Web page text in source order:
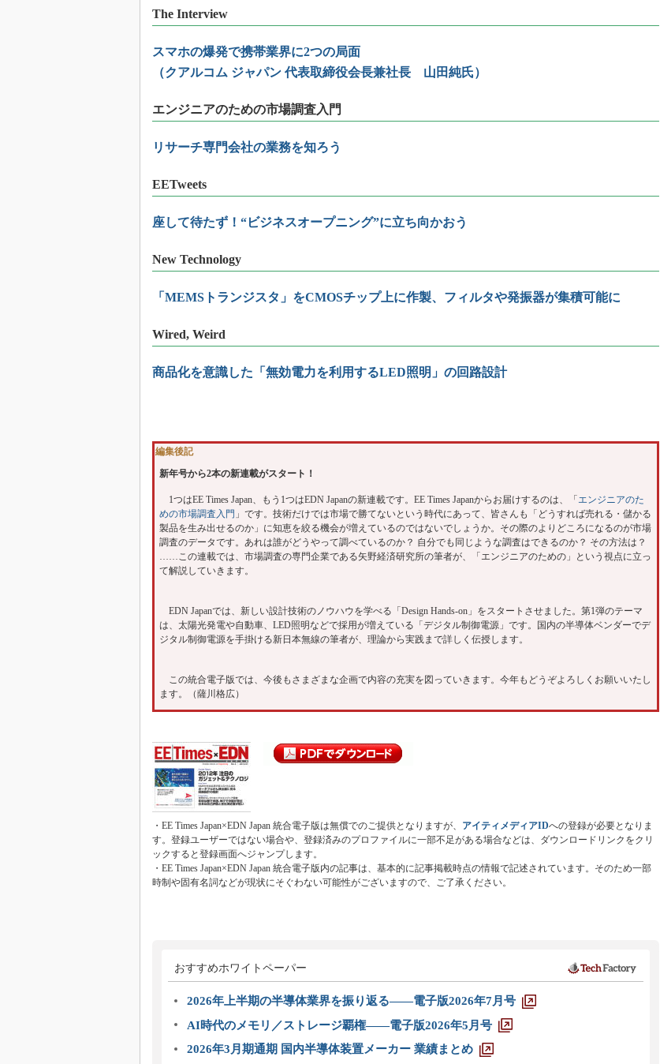
The Interview
スマホの爆発で携帯業界に2つの局面
（クアルコム ジャパン 代表取締役会長兼社長 山田純氏）
エンジニアのための市場調査入門
リサーチ専門会社の業務を知ろう
EETweets
座して待たず！“ビジネスオープニング”に立ち向かおう
New Technology
「MEMSトランジスタ」をCMOSチップ上に作製、フィルタや発振器が集積可能に
Wired, Weird
商品化を意識した「無効電力を利用するLED照明」の回路設計
編集後記
新年号から2本の新連載がスタート！
1つはEE Times Japan、もう1つはEDN Japanの新連載です。EE Times Japanからお届けするのは、「 エンジニアのた
めの市場調査入門 」です。技術だけでは市場で勝てないという時代にあって、皆さんも「どうすれば売れる・儲かる
製品を生み出せるのか」に知恵を絞る機会が増えているのではないでしょうか。その際のよりどころになるのが市場
調査のデータです。あれは誰がどうやって調べているのか？ 自分でも同じような調査はできるのか？ その方法は？
……この連載では、市場調査の専門企業である矢野経済研究所の筆者が、「エンジニアのための」という視点に立っ
て解説していきます。
EDN Japanでは、新しい設計技術のノウハウを学べる「Design Hands-on」をスタートさせました。第1弾のテーマ
は、太陽光発電や自動車、LED照明などで採用が増えている「デジタル制御電源」です。国内の半導体ベンダーでデ
ジタル制御電源を手掛ける新日本無線の筆者が、理論から実践まで詳しく伝授します。
この統合電子版では、今後もさまざまな企画で内容の充実を図っていきます。今年もどうぞよろしくお願いいたし
ます。（薩川格広）
・EE Times Japan×EDN Japan 統合電子版は無償でのご提供となりますが、 アイティメディアIDへの登録が必要となりま
す。登録ユーザーではない場合や、登録済みのプロファイルに一部不足がある場合などは、ダウンロードリンクをクリ
ックすると登録画面へジャンプします。
・EE Times Japan×EDN Japan 統合電子版内の記事は、基本的に記事掲載時点の情報で記述されています。そのため一部
時制や固有名詞などが現状にそぐわない可能性がございますので、ご了承ください。
おすすめホワイトペーパー
2026年上半期の半導体業界を振り返る――電子版2026年7月号
AI時代のメモリ／ストレージ覇権――電子版2026年5月号
2026年3月期通期 国内半導体装置メーカー 業績まとめ